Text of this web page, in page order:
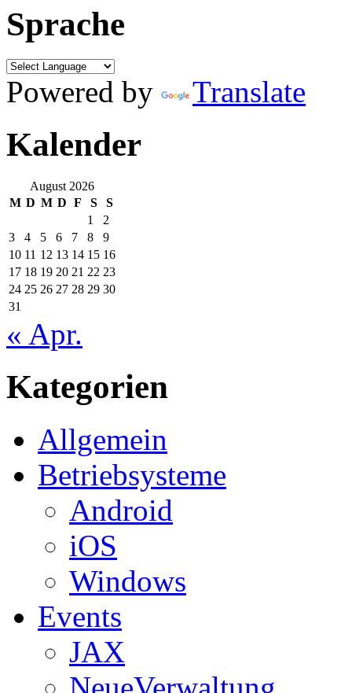
Sprache
Powered by Translate
Kalender
August 2026
M D M D F S
S
1
2
3
4 5 6 7 8
9
10 11 12 13 14 15 16
17 18 19 20 21 22 23
24 25 26 27 28 29 30
31
« Apr.
Kategorien
Allgemein
Betriebsysteme
Android
iOS
Windows
Events
JAX